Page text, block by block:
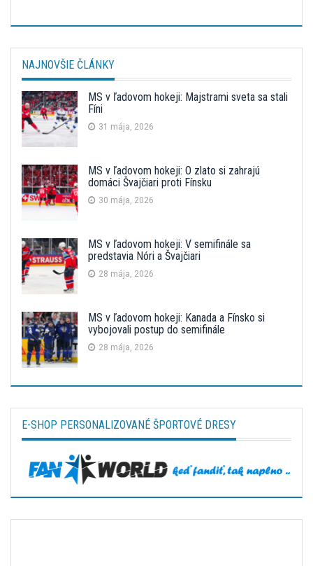
NAJNOVŠIE ČLÁNKY
MS v ľadovom hokeji: Majstrami sveta sa stali
Fíni
31 mája, 2026
MS v ľadovom hokeji: O zlato si zahrajú
domáci Švajčiari proti Fínsku
30 mája, 2026
MS v ľadovom hokeji: V semifinále sa
predstavia Nóri a Švajčiari
28 mája, 2026
MS v ľadovom hokeji: Kanada a Fínsko si
vybojovali postup do semifinále
28 mája, 2026
E-SHOP PERSONALIZOVANÉ ŠPORTOVÉ DRESY